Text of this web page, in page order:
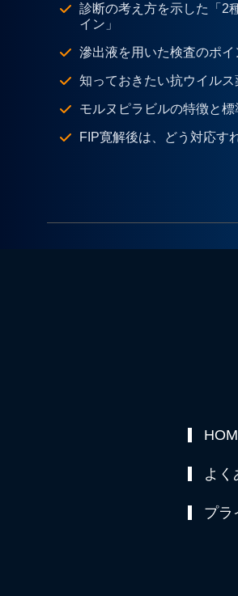
診断の考え方を示した「2
イン」
滲出液を用いた検査のポイ
知っておきたい抗ウイルス
モルヌピラビルの特徴と
FIP寛解後は、どう対応す
よく
プラ